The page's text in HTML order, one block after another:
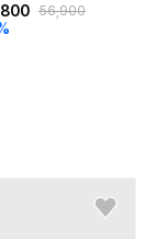
56,900